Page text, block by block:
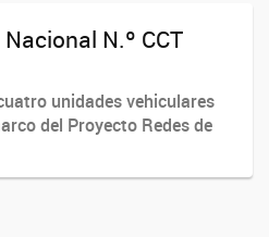
N.º CCT
unidades vehiculares
del Proyecto Redes de